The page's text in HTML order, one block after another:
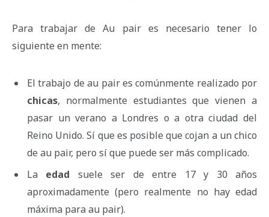
Para trabajar de Au pair es necesario tener lo
siguiente en mente:
El trabajo de au pair es comúnmente realizado por
chicas, normalmente estudiantes que vienen a
pasar un verano a Londres o a otra ciudad del
Reino Unido. Sí que es posible que cojan a un chico
de au pair, pero sí que puede ser más complicado.
La edad suele ser de entre 17 y 30 años
aproximadamente (pero realmente no hay edad
máxima para au pair).